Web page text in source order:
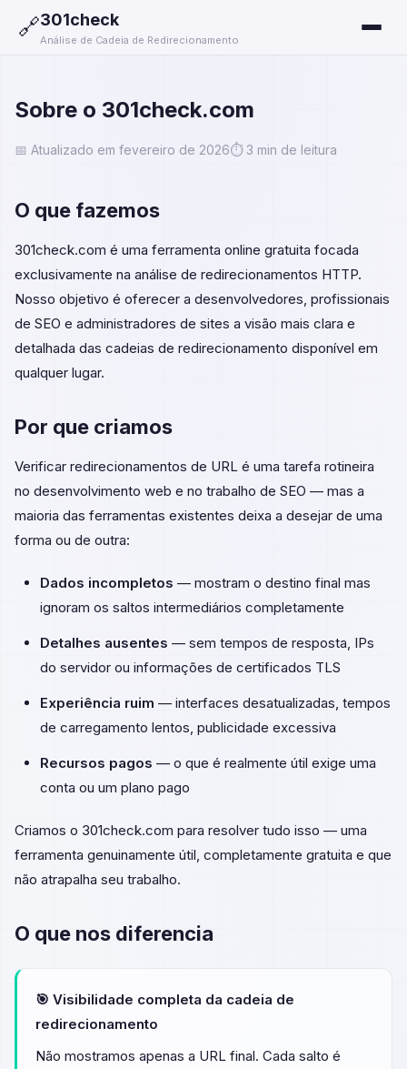
🔗301check
Análise de Cadeia de Redirecionamento
Sobre o 301check.com
📅 Atualizado em fevereiro de 2026⏱️ 3 min de leitura
O que fazemos
301check.com é uma ferramenta online gratuita focada
exclusivamente na análise de redirecionamentos HTTP.
Nosso objetivo é oferecer a desenvolvedores, profissionais
de SEO e administradores de sites a visão mais clara e
detalhada das cadeias de redirecionamento disponível em
qualquer lugar.
Por que criamos
Verificar redirecionamentos de URL é uma tarefa rotineira
no desenvolvimento web e no trabalho de SEO — mas a
maioria das ferramentas existentes deixa a desejar de uma
forma ou de outra:
Dados incompletos — mostram o destino final mas
ignoram os saltos intermediários completamente
Detalhes ausentes — sem tempos de resposta, IPs
do servidor ou informações de certificados TLS
Experiência ruim — interfaces desatualizadas, tempos
de carregamento lentos, publicidade excessiva
Recursos pagos — o que é realmente útil exige uma
conta ou um plano pago
Criamos o 301check.com para resolver tudo isso — uma
ferramenta genuinamente útil, completamente gratuita e que
não atrapalha seu trabalho.
O que nos diferencia
🎯 Visibilidade completa da cadeia de
redirecionamento
Não mostramos apenas a URL final. Cada salto é